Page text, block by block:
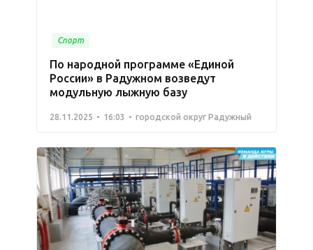
Спорт
По народной программе «Единой
России» в Радужном возведут
модульную лыжную базу
28.11.2025 16:03 городской округ Радужный